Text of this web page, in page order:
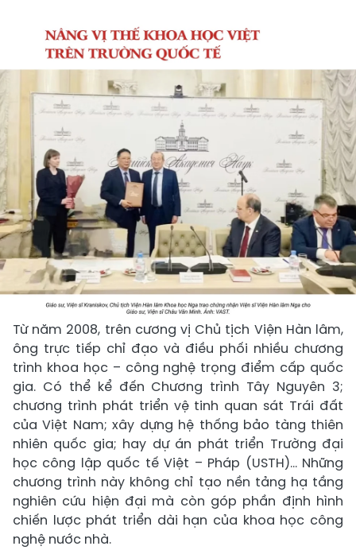
Từ năm 2008, trên cương vị Chủ tịch Viện Hàn lâm,
ông trực tiếp chỉ đạo và điều phối nhiều chương
trình khoa học – công nghệ trọng điểm cấp quốc
gia. Có thể kể đến Chương trình Tây Nguyên 3;
chương trình phát triển vệ tinh quan sát Trái đất
của Việt Nam; xây dựng hệ thống bảo tàng thiên
nhiên quốc gia; hay dự án phát triển Trường đại
học công lập quốc tế Việt – Pháp (USTH)… Những
chương trình này không chỉ tạo nền tảng hạ tầng
nghiên cứu hiện đại mà còn góp phần định hình
chiến lược phát triển dài hạn của khoa học công
nghệ nước nhà.